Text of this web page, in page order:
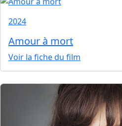
2024
Amour à mort
Voir la fiche du film